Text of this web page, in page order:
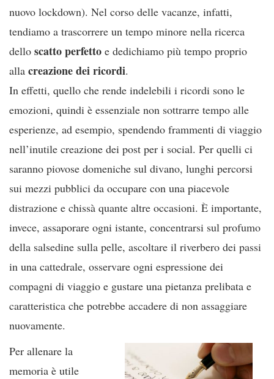
nuovo lockdown). Nel corso delle vacanze, infatti,
tendiamo a trascorrere un tempo minore nella ricerca
dello scatto perfetto e dedichiamo più tempo proprio
alla creazione dei ricordi.
In effetti, quello che rende indelebili i ricordi sono le
emozioni, quindi è essenziale non sottrarre tempo alle
esperienze, ad esempio, spendendo frammenti di viaggio
nell’inutile creazione dei post per i social. Per quelli ci
saranno piovose domeniche sul divano, lunghi percorsi
sui mezzi pubblici da occupare con una piacevole
distrazione e chissà quante altre occasioni. È importante,
invece, assaporare ogni istante, concentrarsi sul profumo
della salsedine sulla pelle, ascoltare il riverbero dei passi
in una cattedrale, osservare ogni espressione dei
compagni di viaggio e gustare una pietanza prelibata e
caratteristica che potrebbe accadere di non assaggiare
nuovamente.
Per allenare la
memoria è utile